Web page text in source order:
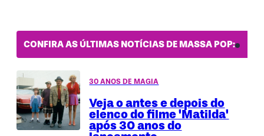
CONFIRA AS ÚLTIMAS NOTÍCIAS DE MASSA POP:
30 ANOS DE MAGIA
Veja o antes e depois do
elenco do filme 'Matilda'
após 30 anos do